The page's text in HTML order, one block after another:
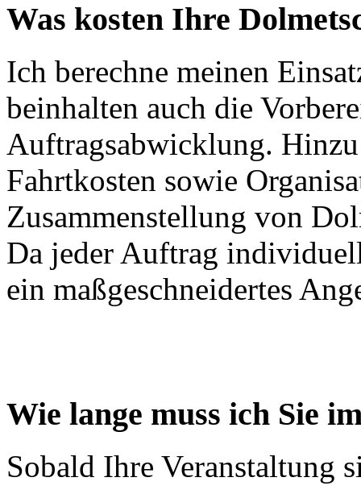
Was kosten Ihre
Ich berechne meinen
beinhalten auch die
Auftragsabwicklung.
Fahrtkosten sowie
Zusammenstellung von
Da jeder Auftrag
ein maßgeschneidertes
Wie lange muss ich Sie
Sobald Ihre Veranstaltung